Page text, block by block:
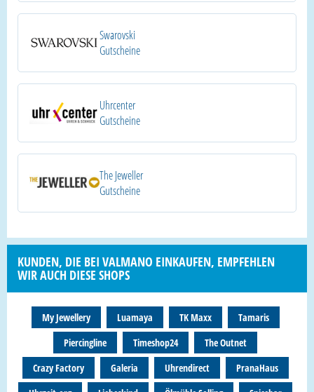
Swarovski
Gutscheine
Uhrcenter
Gutscheine
The Jeweller
Gutscheine
KUNDEN, DIE BEI VALMANO EINKAUFEN, EMPFEHLEN
WIR AUCH DIESE SHOPS
My Jewellery Luamaya TK Maxx
Tamaris
Piercingline
Timeshop24
The Outnet
Crazy Factory
Galeria Uhrendirect
PranaHaus